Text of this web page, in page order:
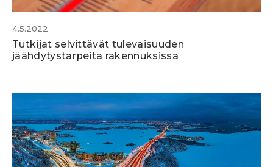
4.5.2022
Tutkijat selvittävät tulevaisuuden
jäähdytystarpeita rakennuksissa